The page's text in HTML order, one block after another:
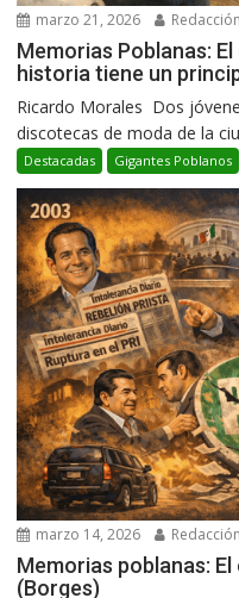
marzo 21, 2026 Redacción
Memorias Poblanas:
historia tiene un
Ricardo Morales Dos
discotecas de moda de la
Destacadas Gigantes Poblanos
marzo 14, 2026 Redacción
Memorias poblanas:
(Borges)